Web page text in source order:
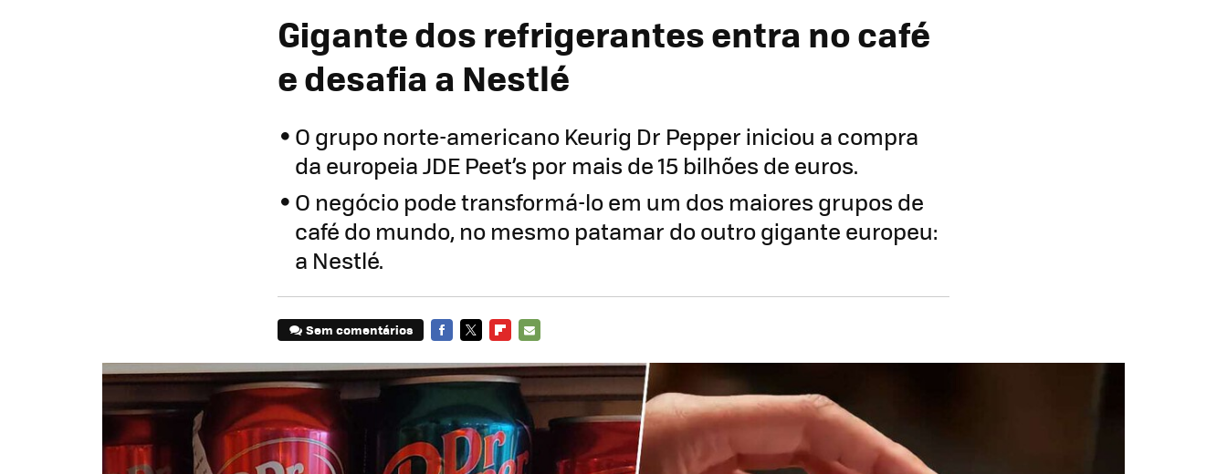
Gigante dos refrigerantes entra no café
e desafia a Nestlé
O grupo norte-americano Keurig Dr Pepper iniciou a compra
da europeia JDE Peet’s por mais de 15 bilhões de euros.
O negócio pode transformá-lo em um dos maiores grupos de
café do mundo, no mesmo patamar do outro gigante europeu:
a Nestlé.
Sem comentários
MAIL